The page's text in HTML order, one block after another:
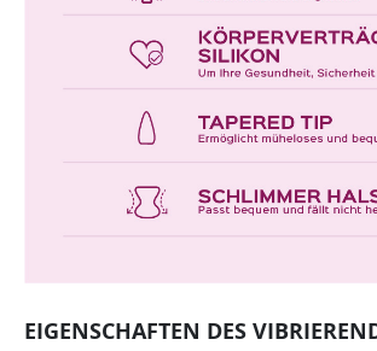
EIGENSCHAFTEN DES